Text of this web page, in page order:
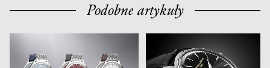
Podobne artykuły